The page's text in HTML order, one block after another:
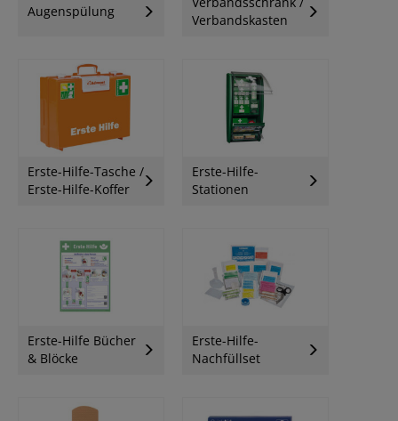
Augenspülung
Verbandskasten
Erste-Hilfe-Tasche /
Erste-Hilfe-Koffer
Erste-Hilfe-
Stationen
Erste-Hilfe Bücher
& Blöcke
Erste-Hilfe-
Nachfüllset